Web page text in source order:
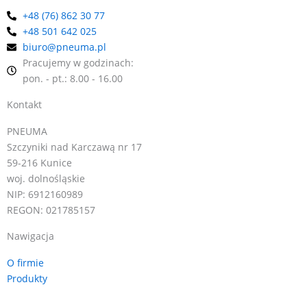
+48 (76) 862 30 77
+48 501 642 025
biuro@pneuma.pl
Pracujemy w godzinach:
pon. - pt.: 8.00 - 16.00
Kontakt
PNEUMA
Szczyniki nad Karczawą nr 17
59-216 Kunice
woj. dolnośląskie
NIP: 6912160989
REGON: 021785157
Nawigacja
O firmie
Produkty